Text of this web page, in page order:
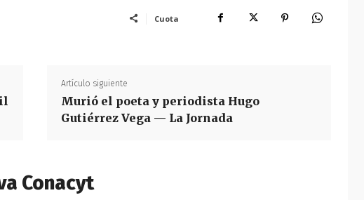
Cuota
Artículo siguiente
Murió el poeta y periodista Hugo
Gutiérrez Vega — La Jornada
Conacyt